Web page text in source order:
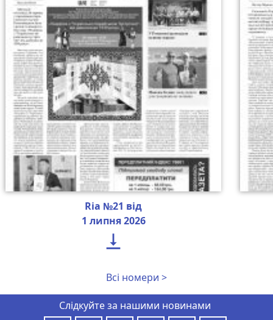
Ria №21 від
1 липня 2026

Всі номери >
Слідкуйте за нашими новинами